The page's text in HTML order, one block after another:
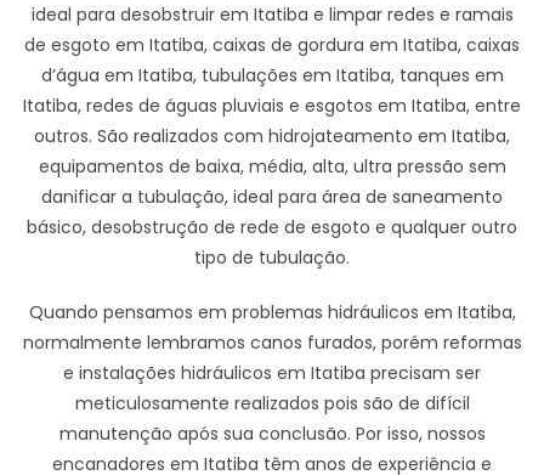
ideal para desobstruir em Itatiba e limpar redes e ramais
de esgoto em Itatiba, caixas de gordura em Itatiba, caixas
d’água em Itatiba, tubulações em Itatiba, tanques em
Itatiba, redes de águas pluviais e esgotos em Itatiba, entre
outros. São realizados com hidrojateamento em Itatiba,
equipamentos de baixa, média, alta, ultra pressão sem
danificar a tubulação, ideal para área de saneamento
básico, desobstrução de rede de esgoto e qualquer outro
tipo de tubulação.
Quando pensamos em problemas hidráulicos em Itatiba,
normalmente lembramos canos furados, porém reformas
e instalações hidráulicos em Itatiba precisam ser
meticulosamente realizados pois são de difícil
manutenção após sua conclusão. Por isso, nossos
encanadores em Itatiba têm anos de experiência e